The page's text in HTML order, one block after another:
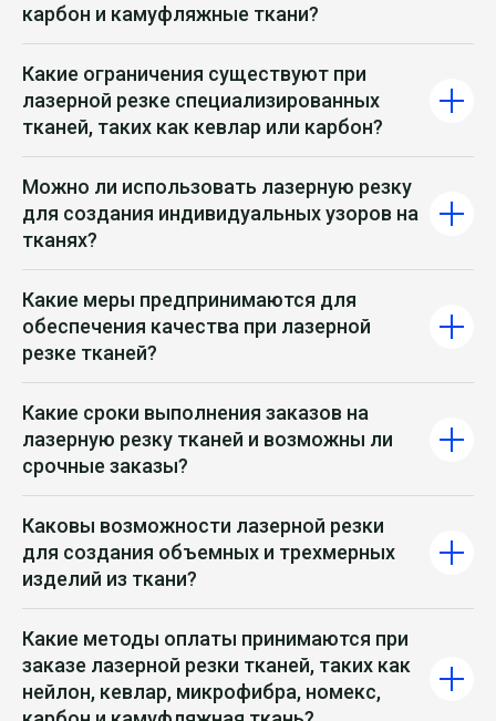
карбон и камуфляжные ткани?
Какие ограничения существуют при
лазерной резке специализированных
тканей, таких как кевлар или карбон?
Можно ли использовать лазерную резку
для создания индивидуальных узоров на
тканях?
Какие меры предпринимаются для
обеспечения качества при лазерной
резке тканей?
Какие сроки выполнения заказов на
лазерную резку тканей и возможны ли
срочные заказы?
Каковы возможности лазерной резки
для создания объемных и трехмерных
изделий из ткани?
Какие методы оплаты принимаются при
заказе лазерной резки тканей, таких как
нейлон, кевлар, микрофибра, номекс,